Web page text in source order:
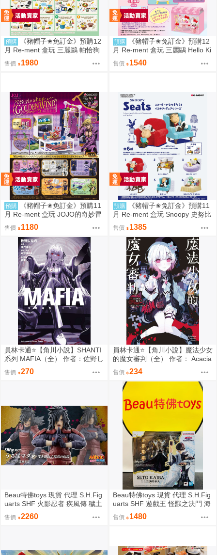
預購
《豬帽子✬免訂金》預購12
月 Re-ment 盒玩 三麗鷗 帕恰狗
烘焙食譜 中盒8入 0816
售價 1980
預購
《豬帽子✬免訂金》預購12
月 Re-ment 盒玩 三麗鷗 Hello Ki
tty 秘密房間之旅 中盒6入 0816
售價 1540
預購
《豬帽子✬免訂金》預購11
月 Re-ment 盒玩 JOJO的奇妙冒
險 服裝精品店 黃金之風 中盒6入
0816
售價 1180
預購
《豬帽子✬免訂金》預購11
月 Re-ment 盒玩 Snoopy 史努比
悠閒座椅場景 中盒6入 0816
售價 1385
員林卡通⭐️【角川小說】SHANTI
系列 MAFIA（全） 作者：佐野し
なの (附尼采書套)
售價 270
員林卡通⭐️【角川小說】魔法少女
的魔女審判（全） 作者： Acacia
(附尼采書套)
售價 234
Beau特佛toys 現貨 代理 S.H.Fig
uarts SHF 火影忍者 疾風傳 穢土
轉身 宇智波斑 0209
售價 2260
Beau特佛toys 現貨 代理 S.H.Fig
uarts SHF 遊戲王 怪獸之決鬥 海
馬瀬人 0209
售價 1480